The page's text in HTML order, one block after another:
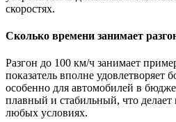
скоростях.
Сколько времени занимает
Разгон до 100 км/ч занимает
показатель вполне удовлетворяет
особенно для автомобилей в
плавный и стабильный, что
любых условиях.